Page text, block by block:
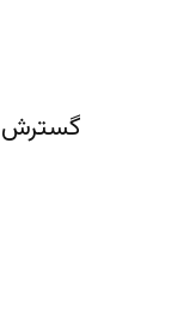
گسترش